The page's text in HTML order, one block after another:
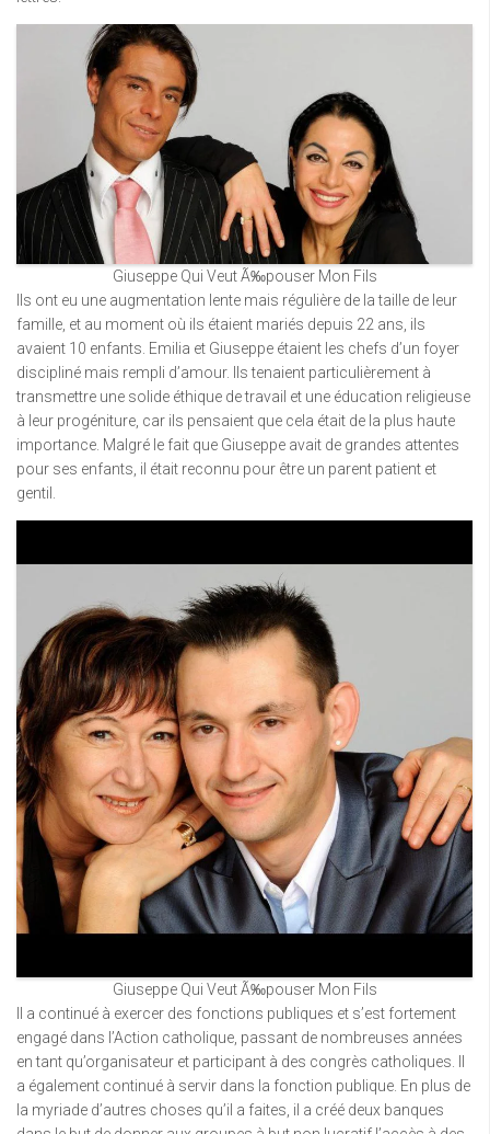
Giuseppe Qui Veut Ã‰pouser Mon Fils
Ils ont eu une augmentation lente mais régulière de la taille de leur
famille, et au moment où ils étaient mariés depuis 22 ans, ils
avaient 10 enfants. Emilia et Giuseppe étaient les chefs d’un foyer
discipliné mais rempli d’amour. Ils tenaient particulièrement à
transmettre une solide éthique de travail et une éducation religieuse
à leur progéniture, car ils pensaient que cela était de la plus haute
importance. Malgré le fait que Giuseppe avait de grandes attentes
pour ses enfants, il était reconnu pour être un parent patient et
gentil.
Giuseppe Qui Veut Ã‰pouser Mon Fils
Il a continué à exercer des fonctions publiques et s’est fortement
engagé dans l’Action catholique, passant de nombreuses années
en tant qu’organisateur et participant à des congrès catholiques. Il
a également continué à servir dans la fonction publique. En plus de
la myriade d’autres choses qu’il a faites, il a créé deux banques